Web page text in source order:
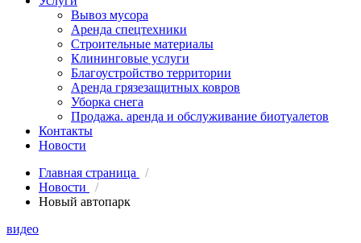
Вывоз мусора
Аренда спецтехники
Строительные материалы
Клининговые услуги
Благоустройство территории
Аренда грязезащитных ковров
Уборка снега
Продажа. аренда и обслуживание биотуалетов
Контакты
Новости
Главная страница
/
Новости
/
Новый автопарк
видео